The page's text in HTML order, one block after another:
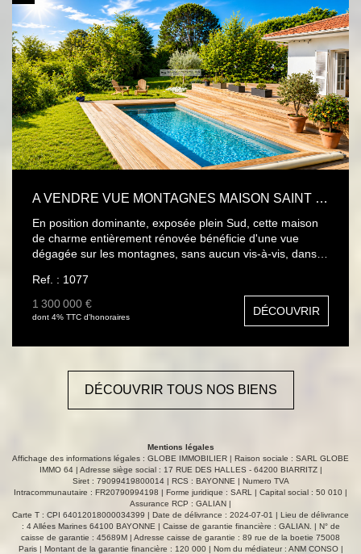
A VENDRE VUE MONTAGNES MAISON SAINT JEAN DE LUZ. 192 M² 5 MN DU CENTRE-VILLE
En position dominante, exposée plein Sud, cette maison
de charme entièrement rénovée bénéficie d'une vue
dégagée sur les montagnes, sans aucun vis-à-vis, dans
environ 192 m² habitables. Disposant de 5 chambres,
dont 2 suites parentale la maison offre au rez-de-
chaussée un vaste salon-séjour avec cheminée, ouvert
également trois chambres, dont une suite avec salle
parentale complète harmonieusement l'ensemble.
Implantée sur un jardin paysager de 1 100 m², la
stationnement. Un bien rare, alliant charme, confort et
sérénité, à proximité immédiate des commerces et des
plages. Mr O. BRÉGEON TEL : 06 11 66 76 44. Carte
CPI64012018000034399
Ref. : 1077
1 300 000 €
dont 4% TTC d'honoraires DÉCOUVRIR
DÉCOUVRIR TOUS NOS BIENS
Mentions légales
Affichage des informations légales : GLOBE IMMOBILIER | Raison sociale : SARL GLOBE
IMMO 64 | Adresse siège social : 17 RUE DES HALLES - 64200 BIARRITZ |
Siret : 79099419800014 | RCS : BAYONNE | Numero TVA
Intracommunautaire : FR20790994198 | Forme juridique : SARL | Capital social : 50 010 |
Assurance RCP : GALIAN |
Carte T : CPI 64012018000034399 | Date de délivrance : 2024-07-01 | Lieu de délivrance
: 4 Allées Marines 64100 BAYONNE | Caisse de garantie financière : GALIAN. | N° de
caisse de garantie : 45689M | Adresse caisse de garantie : 89 rue de la boetie 75008
Paris | Montant de la garantie financière : 120 000 | Nom du médiateur : ANM CONSO |